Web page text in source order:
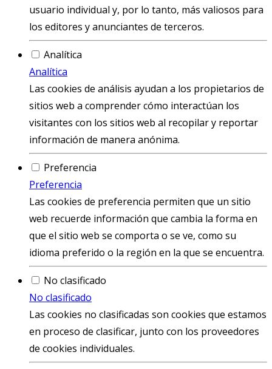
usuario individual y, por lo tanto, más valiosos para
los editores y anunciantes de terceros.
Analítica
Analítica
Las cookies de análisis ayudan a los propietarios de
sitios web a comprender cómo interactúan los
visitantes con los sitios web al recopilar y reportar
información de manera anónima.
Preferencia
Preferencia
Las cookies de preferencia permiten que un sitio
web recuerde información que cambia la forma en
que el sitio web se comporta o se ve, como su
idioma preferido o la región en la que se encuentra.
No clasificado
No clasificado
Las cookies no clasificadas son cookies que estamos
en proceso de clasificar, junto con los proveedores
de cookies individuales.